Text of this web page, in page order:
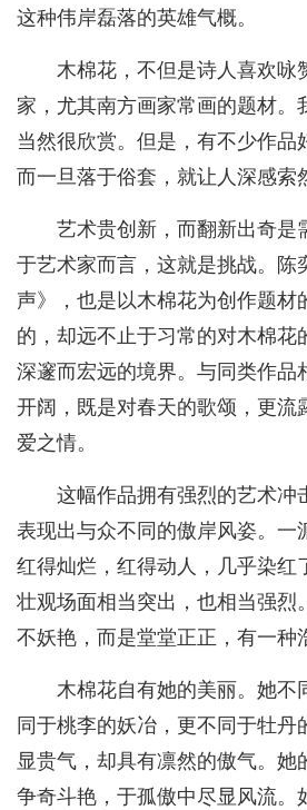
这种伟岸磊落的英雄气概。
木棉花，不但是诗人喜欢咏
家，尤其南方画家常画的题材。
当然很欣赏。但是，有不少作品
而一旦落于俗套，就让人深感索
艺术贵创新，而翻新出奇是
于艺术家而言，这就是挑战。陈
声》，也是以木棉花为创作题材
的，却远不止于习常的对木棉花
深邃而宏远的境界。与同类作品
开阔，既是对春天的歌颂，更流
爱之情。
这幅作品拥有强烈的艺术冲
表现出与众不同的傲岸风姿。一
红得灿烂，红得动人，几乎染红
壮观场面相当突出，也相当强烈
不妖艳，而是堂堂正正，有一种
木棉花自有她的美丽。她不
同于桃李的妖冶，更不同于牡丹
显贵气，却具有凛然的傲气。她
争奇斗艳，于孤傲中尽显风流。